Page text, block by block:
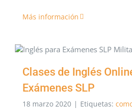
Más información
Clases de Inglés
Exámenes SLP
18 marzo 2020 | Etiquetas: